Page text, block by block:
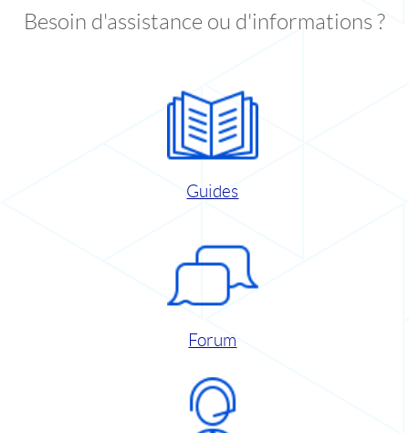
Besoin d'assistance ou d'informations ?
Guides
Forum